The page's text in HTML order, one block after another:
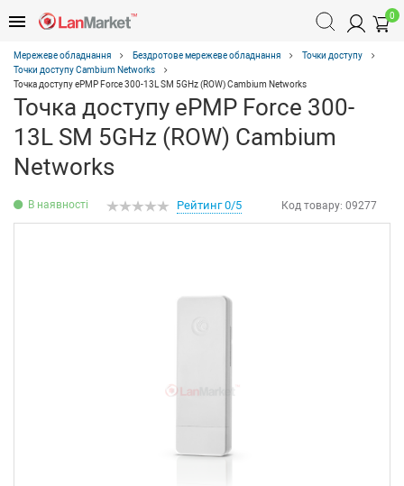
0
Мережеве обладнання Бездротове мережеве обладнання
Точки доступу
Точки доступу Cambium Networks
Точка доступу ePMP Force 300-13L SM 5GHz (ROW) Cambium Networks
Точка доступу ePMP Force 300-
13L SM 5GHz (ROW) Cambium
Networks
В наявності Код товару: 09277
Рейтинг 0/5